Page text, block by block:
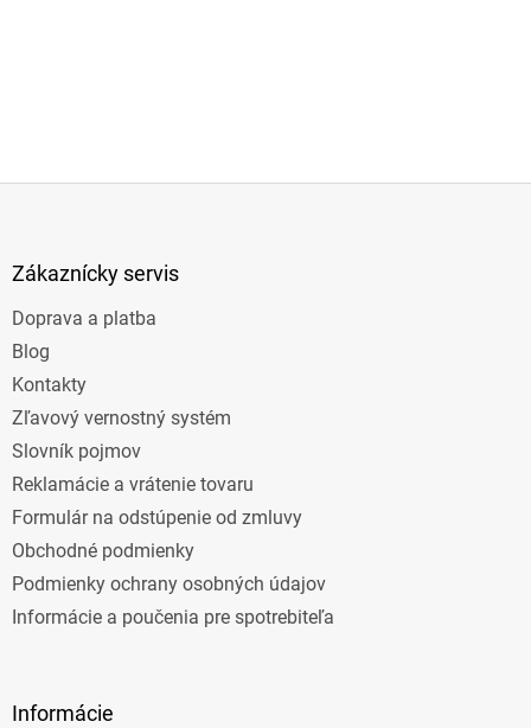
Zákaznícky servis
Doprava a platba
Blog
Kontakty
Zľavový vernostný systém
Slovník pojmov
Reklamácie a vrátenie tovaru
Formulár na odstúpenie od zmluvy
Obchodné podmienky
Podmienky ochrany osobných údajov
Informácie a poučenia pre spotrebiteľa
Informácie